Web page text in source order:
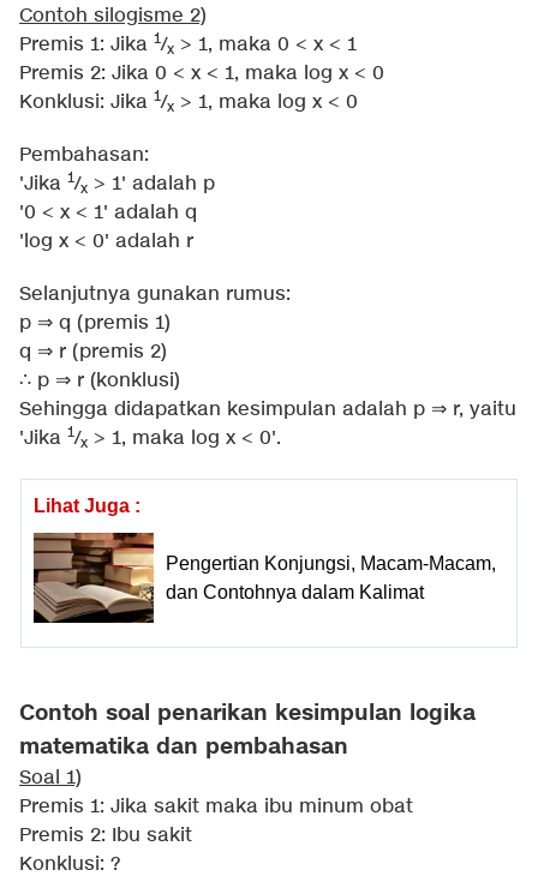
Contoh silogisme 2)
Premis 1: Jika 1/x > 1, maka 0 < x < 1
Premis 2: Jika 0 < x < 1, maka log x < 0
Konklusi: Jika 1/x > 1, maka log x < 0
Pembahasan:
'Jika 1/x > 1' adalah p
'0 < x < 1' adalah q
'log x < 0' adalah r
Selanjutnya gunakan rumus:
p ⇒ q (premis 1)
q ⇒ r (premis 2)
∴ p ⇒ r (konklusi)
Sehingga didapatkan kesimpulan adalah p ⇒ r, yaitu
'Jika 1/x > 1, maka log x < 0'.
Lihat Juga :
Pengertian Konjungsi, Macam-Macam,
dan Contohnya dalam Kalimat
Contoh soal penarikan kesimpulan logika
matematika dan pembahasan
Soal 1)
Premis 1: Jika sakit maka ibu minum obat
Premis 2: Ibu sakit
Konklusi: ?